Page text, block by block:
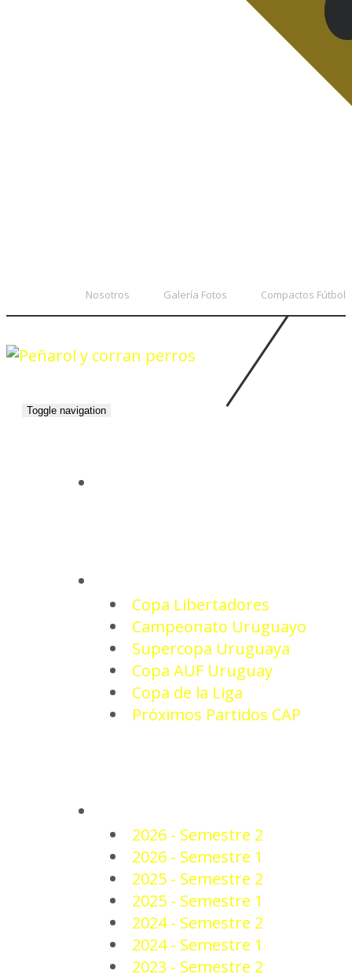
Nosotros Galería Fotos Compactos Fútbol
Toggle navigation
Copa Libertadores
Campeonato Uruguayo
Supercopa Uruguaya
Copa AUF Uruguay
Copa de la Liga
Próximos Partidos CAP
2026 - Semestre 2
2026 - Semestre 1
2025 - Semestre 2
2025 - Semestre 1
2024 - Semestre 2
2024 - Semestre 1
2023 - Semestre 2